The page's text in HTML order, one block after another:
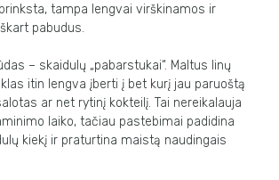
tampa lengvai virškinamos ir
pabudus.
– skaidulų „pabarstukai“. Maltus linų
itin lengva įberti į bet kurį jau paruoštą
ar net rytinį kokteilį. Tai nereikalauja
laiko, tačiau pastebimai padidina
kiekį ir praturtina maistą naudingais